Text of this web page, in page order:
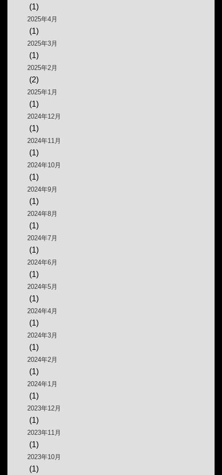
(1)
2025年4月
(1)
2025年3月
(1)
2025年2月
(2)
2025年1月
(1)
2024年12月
(1)
2024年11月
(1)
2024年10月
(1)
2024年9月
(1)
2024年8月
(1)
2024年7月
(1)
2024年6月
(1)
2024年5月
(1)
2024年4月
(1)
2024年3月
(1)
2024年2月
(1)
2024年1月
(1)
2023年12月
(1)
2023年11月
(1)
2023年10月
(1)